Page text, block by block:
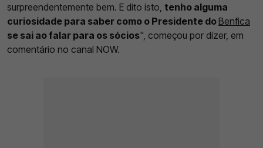
surpreendentemente bem. E dito isto, tenho alguma
curiosidade para saber como o Presidente doBenfica
se sai ao falar para os sócios", começou por dizer, em
comentário no canal NOW.